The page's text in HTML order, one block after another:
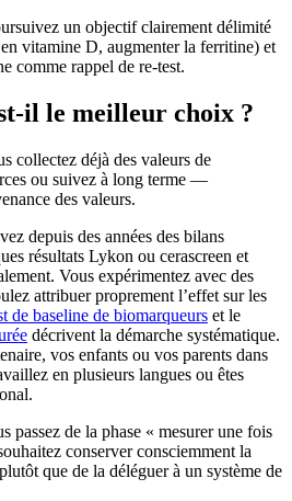
un objectif clairement délimité
vitamine D, augmenter la ferritine) et
comme rappel de re-test.
il le meilleur choix ?
collectez déjà des valeurs de
ou suivez à long terme —
des valeurs.
depuis des années des bilans
résultats Lykon ou cerascreen et
Vous expérimentez avec des
attribuer proprement l’effet sur les
de baseline de biomarqueurs et le
décrivent la démarche systématique.
vos enfants ou vos parents dans
en plusieurs langues ou êtes
passez de la phase « mesurer une fois
conserver consciemment la
que de la déléguer à un système de